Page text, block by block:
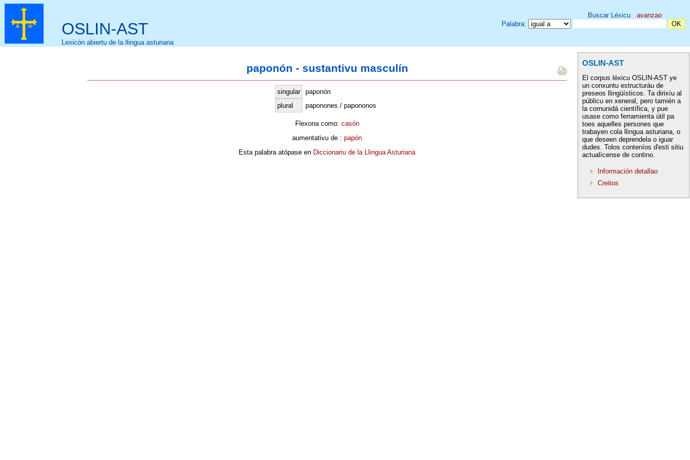
OSLIN-AST
Lexicón abiertu de la llingua asturiana
Buscar Léxicu avanzao
Palabra:
paponón - sustantivu masculín
singular
paponón
plural
paponones / papononos
Flexona como: casón
aumentativu de : papón
Esta palabra atópase en Diccionariu de la Llingua Asturiana
OSLIN-AST
El corpus léxicu OSLIN-AST ye
un conxuntu estructuráu de
preseos llingüísticos. Ta dirixíu al
públicu en xeneral, pero tamién a
la comunidá científica, y pue
usase como ferramienta útil pa
toes aquelles persones que
trabayen cola llingua asturiana, o
que deseen deprendela o iguar
dudes. Tolos conteníos d'esti sitiu
actualícense de contino.
Información detallao
Creitos